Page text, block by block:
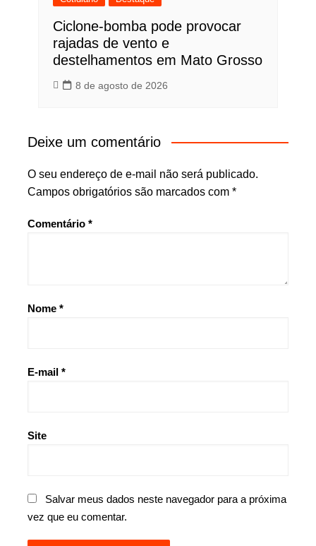
Ciclone-bomba pode provocar
rajadas de vento e
destelhamentos em Mato Grosso
8 de agosto de 2026
Deixe um comentário
O seu endereço de e-mail não será publicado.
Campos obrigatórios são marcados com *
Comentário *
Nome *
E-mail *
Site
Salvar meus dados neste navegador para a próxima
vez que eu comentar.